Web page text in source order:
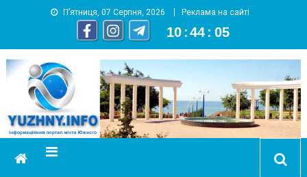
П’ятниця, 07 Серпня, 2026 Реклама на сайті
10 :44 : 06
YUZHNY.INFO
информационный портал города Южный